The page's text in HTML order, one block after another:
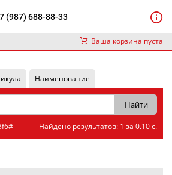
(987) 688-88-33
Ваша корзина пуста
Наименование
Найдено результатов: 1 за 0.10 с.